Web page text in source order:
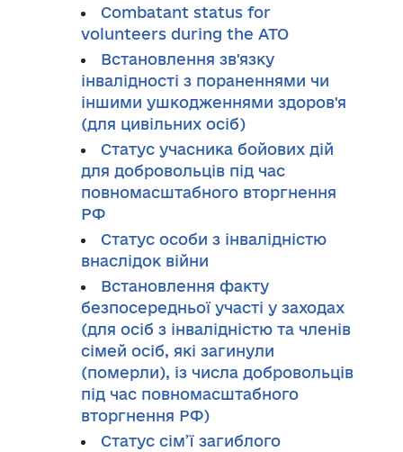
Combatant status for
volunteers during the ATO
Встановлення зв'язку
інвалідності з пораненнями чи
іншими ушкодженнями здоров'я
(для цивільних осіб)
Статус учасника бойових дій
для добровольців під час
повномасштабного вторгнення
РФ
Cтатус особи з інвалідністю
внаслідок війни
Встановлення факту
безпосередньої участі у заходах
(для осіб з інвалідністю та членів
сімей осіб, які загинули
(померли), із числа добровольців
під час повномасштабного
вторгнення РФ)
Статус сім’ї загиблого